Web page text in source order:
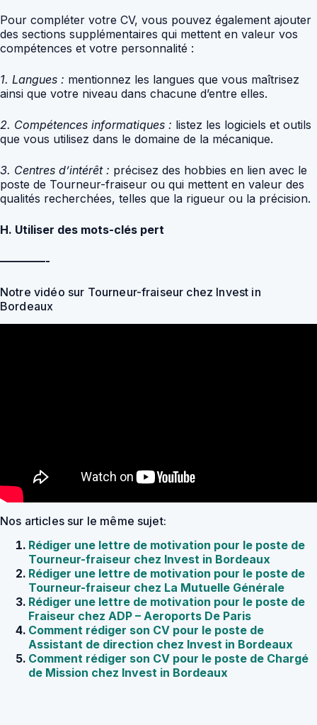
Pour compléter votre CV, vous pouvez également ajouter
des sections supplémentaires qui mettent en valeur vos
compétences et votre personnalité :
1. Langues : mentionnez les langues que vous maîtrisez
ainsi que votre niveau dans chacune d’entre elles.
2. Compétences informatiques : listez les logiciels et outils
que vous utilisez dans le domaine de la mécanique.
3. Centres d’intérêt : précisez des hobbies en lien avec le
poste de Tourneur-fraiseur ou qui mettent en valeur des
qualités recherchées, telles que la rigueur ou la précision.
H. Utiliser des mots-clés pert
————-
Notre vidéo sur Tourneur-fraiseur chez Invest in
Bordeaux
Nos articles sur le même sujet:
Rédiger une lettre de motivation pour le poste de
Tourneur-fraiseur chez Invest in Bordeaux
Rédiger une lettre de motivation pour le poste de
Tourneur-fraiseur chez La Mutuelle Générale
Rédiger une lettre de motivation pour le poste de
Fraiseur chez ADP – Aeroports De Paris
Comment rédiger son CV pour le poste de
Assistant de direction chez Invest in Bordeaux
Comment rédiger son CV pour le poste de Chargé
de Mission chez Invest in Bordeaux